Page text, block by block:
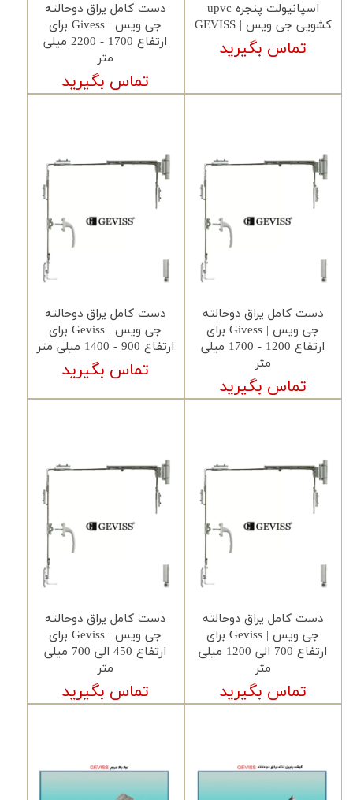
اسپانیولت پنجره upvc
کشویی جی ویس | GEVISS
تماس بگیرید
دست کامل یراق دوحالته
جی ویس | Givess برای
ارتفاع 1700 - 2200 میلی
متر
تماس بگیرید
دست کامل یراق دوحالته
جی ویس | Givess برای
ارتفاع 1200 - 1700 میلی
متر
تماس بگیرید
دست کامل یراق دوحالته
جی ویس | Geviss برای
ارتفاع 900 - 1400 میلی متر
تماس بگیرید
دست کامل یراق دوحالته
جی ویس | Geviss برای
ارتفاع 700 الی 1200 میلی
متر
تماس بگیرید
دست کامل یراق دوحالته
جی ویس | Geviss برای
ارتفاع 450 الی 700 میلی
متر
تماس بگیرید